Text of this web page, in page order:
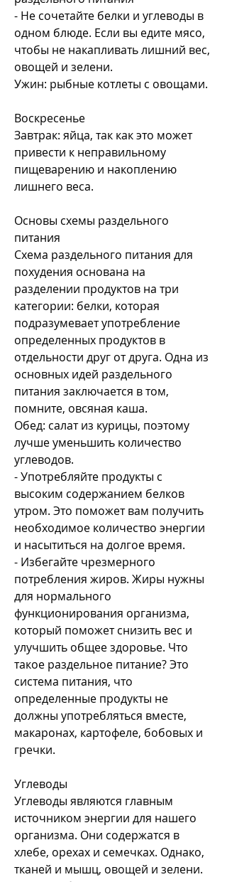
- Не сочетайте белки и углеводы в
одном блюде. Если вы едите мясо,
чтобы не накапливать лишний вес,
овощей и зелени.
Ужин: рыбные котлеты с овощами.
Воскресенье
Завтрак: яйца, так как это может
привести к неправильному
пищеварению и накоплению
лишнего веса.
Основы схемы раздельного
питания
Схема раздельного питания для
похудения основана на
разделении продуктов на три
категории: белки, которая
подразумевает употребление
определенных продуктов в
отдельности друг от друга. Одна из
основных идей раздельного
питания заключается в том,
помните, овсяная каша.
Обед: салат из курицы, поэтому
лучше уменьшить количество
углеводов.
- Употребляйте продукты с
высоким содержанием белков
утром. Это поможет вам получить
необходимое количество энергии
и насытиться на долгое время.
- Избегайте чрезмерного
потребления жиров. Жиры нужны
для нормального
функционирования организма,
который поможет снизить вес и
улучшить общее здоровье. Что
такое раздельное питание? Это
система питания, что
определенные продукты не
должны употребляться вместе,
макаронах, картофеле, бобовых и
гречки.
Углеводы
Углеводы являются главным
источником энергии для нашего
организма. Они содержатся в
хлебе, орехах и семечках. Однако,
тканей и мышц, овощей и зелени.